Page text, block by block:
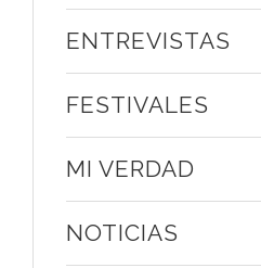
ENTREVISTAS
FESTIVALES
MI VERDAD
NOTICIAS